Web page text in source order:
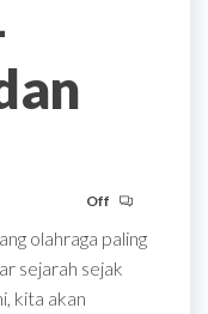
Off
olahraga paling
sejarah sejak
kita akan